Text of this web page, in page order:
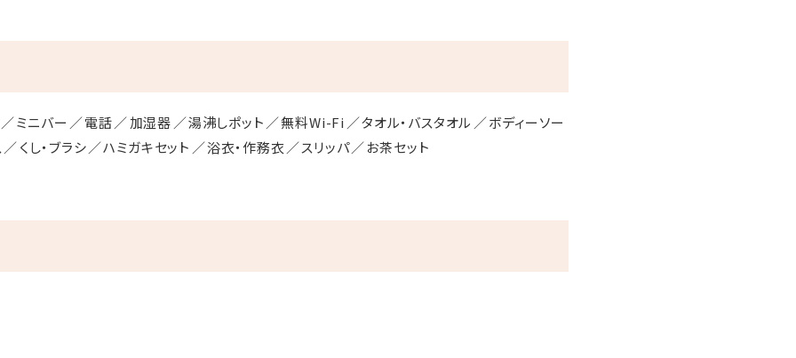
ミニバー 電話 加湿器 湯沸しポット 無料Wi-Fi タオル・バスタオル
ボディーソー
くし・ブラシ ハミガキセット 浴衣・作務衣 スリッパ お茶セット